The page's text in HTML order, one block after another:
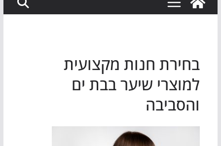
בחירת חנות מקצועית
למוצרי שיער בבת ים
והסביבה